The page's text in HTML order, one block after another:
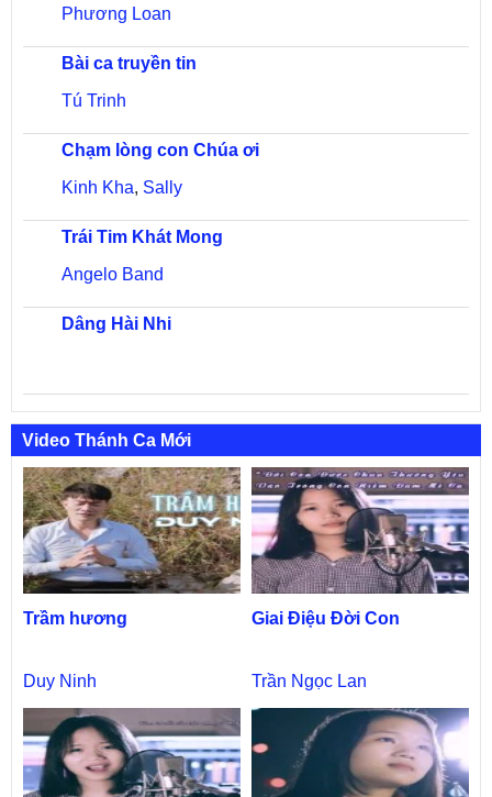
Phương Loan
Bài ca truyền tin
Tú Trinh
Chạm lòng con Chúa ơi
Kinh Kha, Sally
Trái Tim Khát Mong
Angelo Band
Dâng Hài Nhi
Video Thánh Ca Mới
Trầm hương
Duy Ninh
Giai Điệu Đời Con
Trần Ngọc Lan